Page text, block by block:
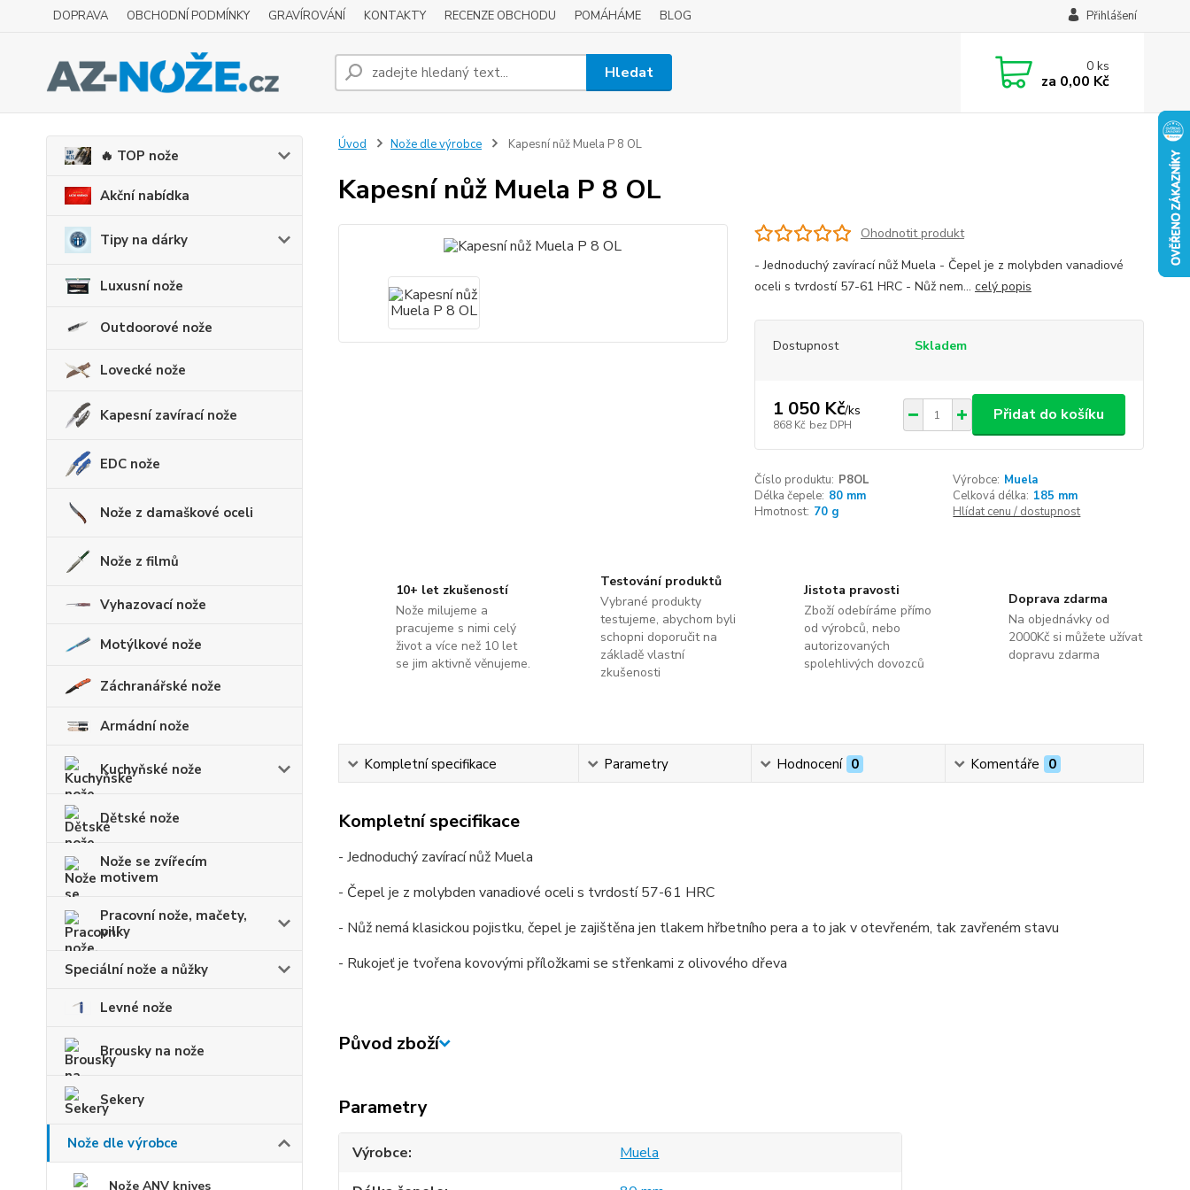
DOPRAVA OBCHODNÍ PODMÍNKY GRAVÍROVÁNÍ KONTAKTY RECENZE OBCHODU POMÁHÁME BLOG Přihlášení
Hledat 0ks
za 0,00 Kč
🔥 TOP nože
Akční nabídka
Tipy na dárky
Luxusní nože
Outdoorové nože
Lovecké nože
Kapesní zavírací nože
EDC nože
Nože z damaškové oceli
Nože z filmů
Vyhazovací nože
Motýlkové nože
Záchranářské nože
Armádní nože
Kuchyňské nože
Dětské nože
Nože se zvířecím
motivem
Pracovní nože, mačety,
pilky
Speciální nože a nůžky
Levné nože
Brousky na nože
Sekery
Nože dle výrobce
Nože ANV knives
Úvod Nože dle výrobce Kapesní nůž Muela P 8 OL
Kapesní nůž Muela P 8 OL
Ohodnotit produkt
- Jednoduchý zavírací nůž Muela - Čepel je z molybden vanadiové
oceli s tvrdostí 57-61 HRC - Nůž nem... celý popis
Dostupnost Skladem
1 050 Kč/ks
868 Kč bez DPH
Přidat do košíku
Číslo produktu: P8OL Výrobce: Muela
Délka čepele: 80 mm Celková délka: 185 mm
Hmotnost: 70 g Hlídat cenu / dostupnost
10+ let zkušeností
Nože milujeme a
pracujeme s nimi celý
život a více než 10 let
se jim aktivně věnujeme.
Testování produktů
Vybrané produkty
testujeme, abychom byli
schopni doporučit na
základě vlastní
zkušenosti
Jistota pravosti
Zboží odebíráme přímo
od výrobců, nebo
autorizovaných
spolehlivých dovozců
Doprava zdarma
Na objednávky od
2000Kč si můžete užívat
dopravu zdarma
Kompletní specifikace Parametry Hodnocení 0 Komentáře 0
Kompletní specifikace
- Jednoduchý zavírací nůž Muela
- Čepel je z molybden vanadiové oceli s tvrdostí 57-61 HRC
- Nůž nemá klasickou pojistku, čepel je zajištěna jen tlakem hřbetního pera a to jak v otevřeném, tak zavřeném stavu
- Rukojeť je tvořena kovovými příložkami se střenkami z olivového dřeva
Původ zboží
Parametry
Výrobce
Muela